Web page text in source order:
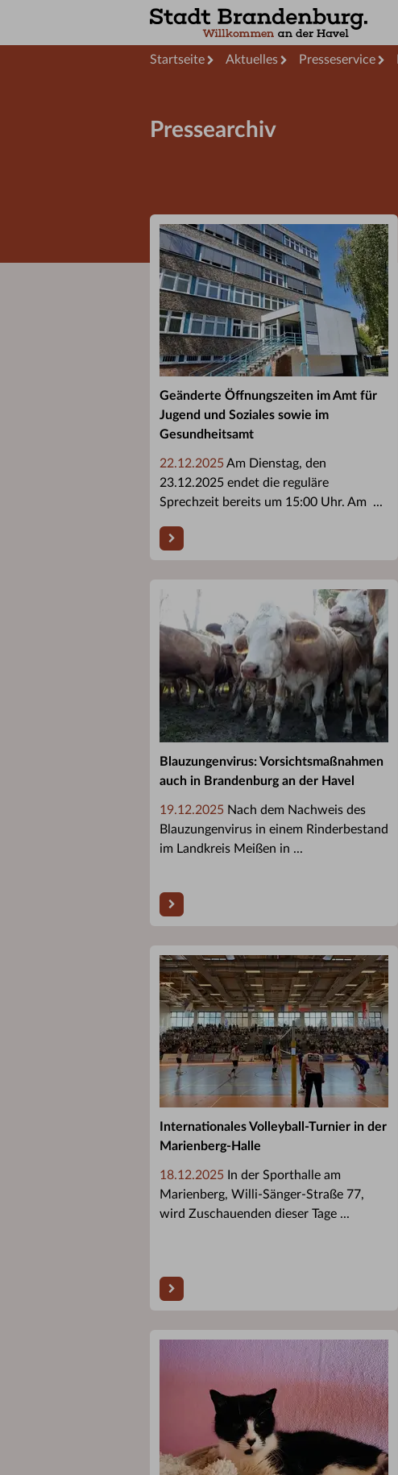
Startseite Aktuelles Presseservice
Pressearchiv
Geänderte Öffnungszeiten im Amt für
Jugend und Soziales sowie im
Gesundheitsamt
22.12.2025Am Dienstag, den
23.12.2025 endet die reguläre
Sprechzeit bereits um 15:00 Uhr. Am ...
Blauzungenvirus: Vorsichtsmaßnahmen
auch in Brandenburg an der Havel
19.12.2025 Nach dem Nachweis des
Blauzungenvirus in einem Rinderbestand
im Landkreis Meißen in ...
Internationales Volleyball-Turnier in der
Marienberg-Halle
18.12.2025 In der Sporthalle am
Marienberg, Willi-Sänger-Straße 77,
wird Zuschauenden dieser Tage ...